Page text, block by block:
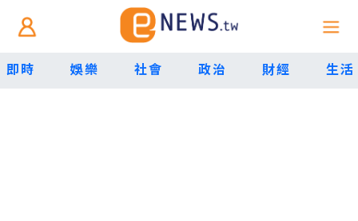
即時 娛樂 社會 政治 財經 生活